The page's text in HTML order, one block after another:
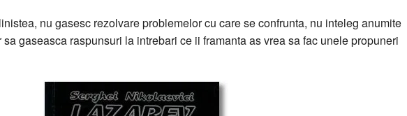
nu gasesc rezolvare problemelor cu care se confrunta, nu inteleg anumite
gaseasca raspunsuri la intrebari ce ii framanta as vrea sa fac unele propuneri